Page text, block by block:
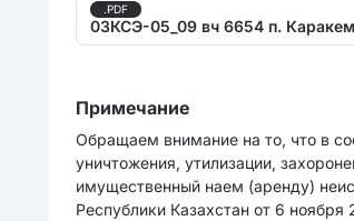
.PDF
03КСЭ-05_09 вч 6654 п.
Примечание
Обращаем внимание на то, что в
уничтожения, утилизации,
имущественный наем (аренду)
Республики Казахстан от 6